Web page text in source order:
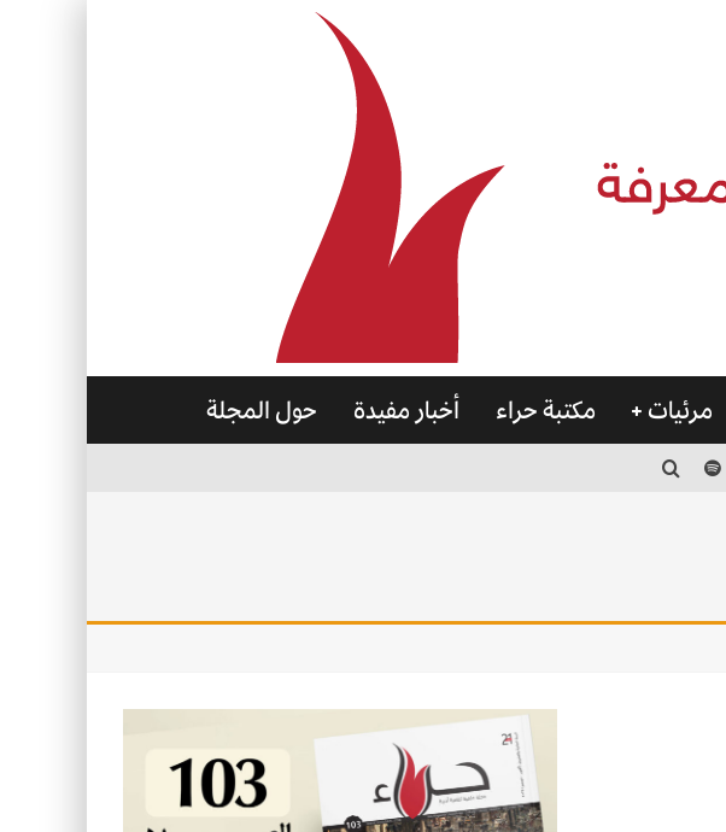
مرئيات مكتبة حراء أخبار مفيدة حول المجلة